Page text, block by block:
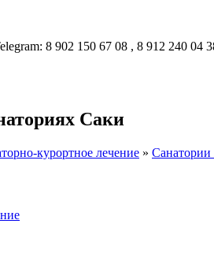
8 902 150 67 08 , 8 912 240 04
Саки
курортное лечение » Санатории